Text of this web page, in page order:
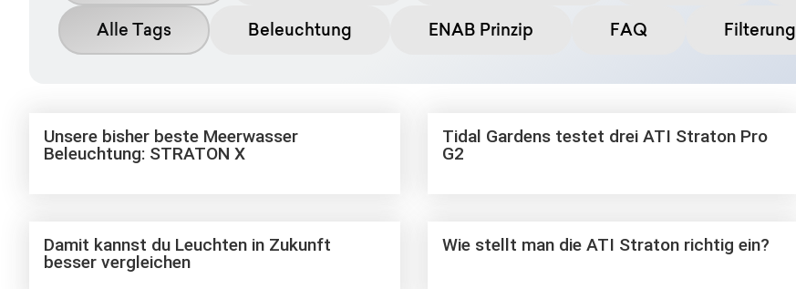
Beleuchtung ENAB Prinzip FAQ Filterung
Alle Tags
Unsere bisher beste Meerwasser
Beleuchtung: STRATON X
Tidal Gardens testet drei ATI Straton Pro
G2
Damit kannst du Leuchten in Zukunft
besser vergleichen
Wie stellt man die ATI Straton richtig ein?